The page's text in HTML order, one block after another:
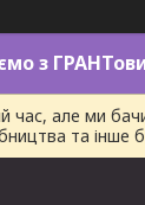
з
час, але ми
та